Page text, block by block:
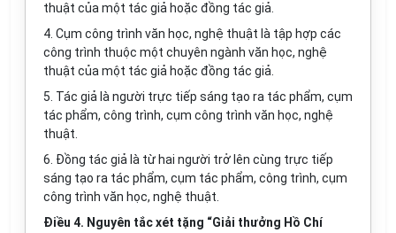
thuật của một tác giả hoặc đồng tác giả.
4. Cụm công trình văn học, nghệ thuật là tập hợp các
công trình thuộc một chuyên ngành văn học, nghệ
thuật của một tác giả hoặc đồng tác giả.
5. Tác giả là người trực tiếp sáng tạo ra tác phẩm, cụm
tác phẩm, công trình, cụm công trình văn học, nghệ
thuật.
6. Đồng tác giả là từ hai người trở lên cùng trực tiếp
sáng tạo ra tác phẩm, cụm tác phẩm, công trình, cụm
công trình văn học, nghệ thuật.
Điều 4. Nguyên tắc xét tặng “Giải thưởng Hồ Chí